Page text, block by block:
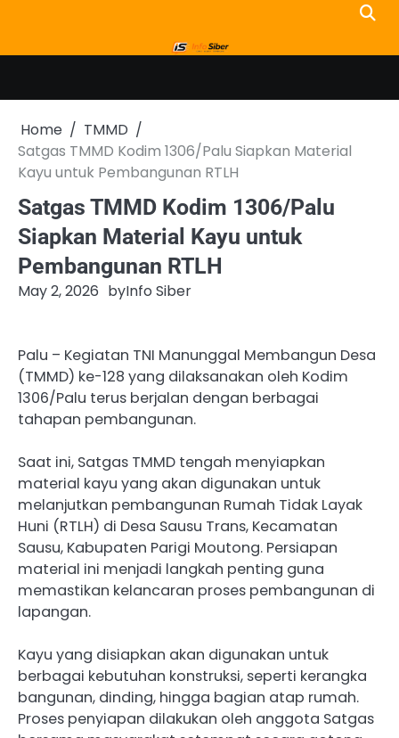
content
Home
TMMD
Satgas TMMD Kodim 1306/Palu Siapkan Material
Kayu untuk Pembangunan RTLH
Satgas TMMD Kodim 1306/Palu
Siapkan Material Kayu untuk
Pembangunan RTLH
May 2, 2026 byInfo Siber
Palu – Kegiatan TNI Manunggal Membangun Desa
(TMMD) ke-128 yang dilaksanakan oleh Kodim
1306/Palu terus berjalan dengan berbagai
tahapan pembangunan.
Saat ini, Satgas TMMD tengah menyiapkan
material kayu yang akan digunakan untuk
melanjutkan pembangunan Rumah Tidak Layak
Huni (RTLH) di Desa Sausu Trans, Kecamatan
Sausu, Kabupaten Parigi Moutong. Persiapan
material ini menjadi langkah penting guna
memastikan kelancaran proses pembangunan di
lapangan.
Kayu yang disiapkan akan digunakan untuk
berbagai kebutuhan konstruksi, seperti kerangka
bangunan, dinding, hingga bagian atap rumah.
Proses penyiapan dilakukan oleh anggota Satgas